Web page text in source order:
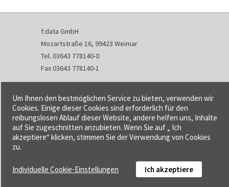
f:data GmbH
Mozartstraße 16, 99423 Weimar
Tel. 03643 778140-0
Fax 03643 778140-1
info@fdata.de
Kontakt
Impressum
Datenschutzerklärung
Urheberrecht und Haftung
Cookie-Einstellungen
Um Ihnen den bestmöglichen Service zu bieten, verwenden wir
Cookies. Einige dieser Cookies sind erforderlich für den
reibungslosen Ablauf dieser Website, andere helfen uns, Inhalte
auf Sie zugeschnitten anzubieten. Wenn Sie auf „ Ich
akzeptiere“ klicken, stimmen Sie der Verwendung von Cookies
zu.
Individuelle Cookie-Einstellungen Ich akzeptiere